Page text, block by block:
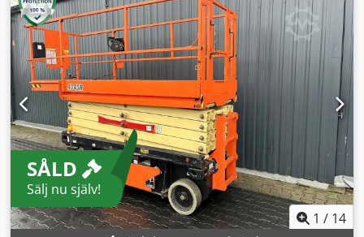
SÅLD
Sälj nu själv!
1 / 14